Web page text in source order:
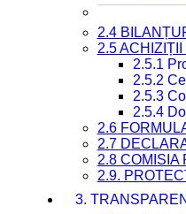
2.4
2.5
2.5.1
2.5.2
2.5.3
2.5.4
2.6
2.7
2.8 COMISIA
2.9.
3.